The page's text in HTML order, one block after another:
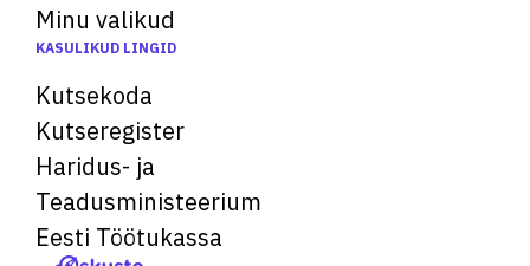
Minu valikud
KASULIKUD LINGID
Kutsekoda
Kutseregister
Haridus- ja
Teadusministeerium
Eesti Töötukassa